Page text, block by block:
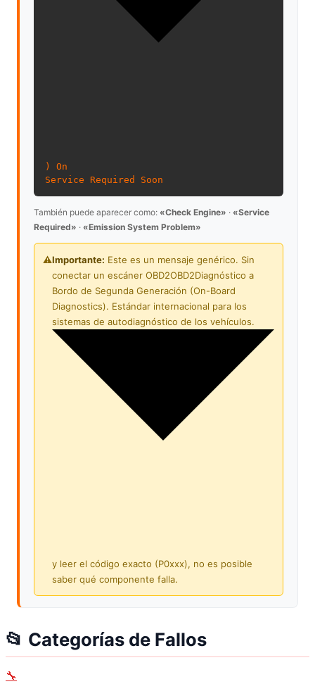
) On
Service Required Soon
También puede aparecer como: «Check Engine» · «Service
Required» · «Emission System Problem»
⚠️Importante: Este es un mensaje genérico. Sin
conectar un escáner OBD2OBD2Diagnóstico a
Bordo de Segunda Generación (On-Board
Diagnostics). Estándar internacional para los
sistemas de autodiagnóstico de los vehículos.
y leer el código exacto (P0xxx), no es posible
saber qué componente falla.
📂 Categorías de Fallos
🔧